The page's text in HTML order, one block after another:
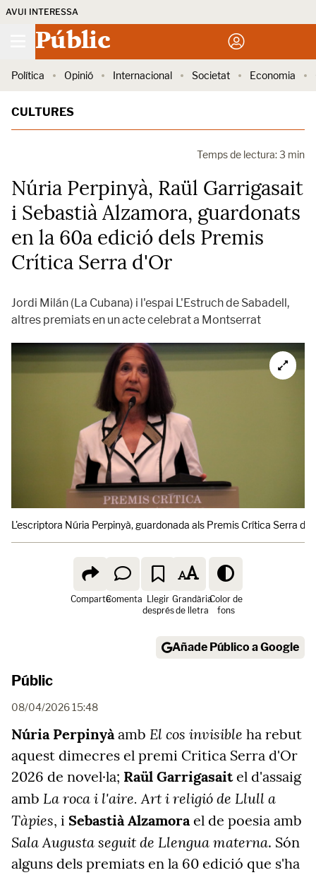
AVUI INTERESSA
Públic
Política Opinió Internacional Societat Economia
CULTURES
Temps de lectura: 3 min
Núria Perpinyà, Raül Garrigasait
i Sebastià Alzamora, guardonats
en la 60a edició dels Premis
Crítica Serra d'Or
Jordi Milán (La Cubana) i l'espai L'Estruch de Sabadell,
altres premiats en un acte celebrat a Montserrat
L'escriptora Núria Perpinyà, guardonada als Premis Crítica Serra
ComparteComenta Llegir
després
Grandària
de lletra
Color de
fons
Añade Público a Google
Públic
08/04/2026 15:48
Núria Perpinyàamb El cos invisible ha rebut
aquest dimecres el premi Critica Serra d'Or
2026 de novel·la; Raül Garrigasaitel d'assaig
amb La roca i l'aire. Art i religió de Llull a
Tàpies, i Sebastià Alzamorael de poesia amb
Sala Augusta seguit de Llengua materna. Són
alguns dels premiats en la 60 edició que s'ha